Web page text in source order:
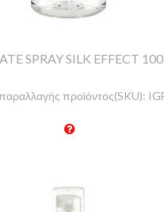
SPRAY SILK EFFECT
προϊόντος(SKU):